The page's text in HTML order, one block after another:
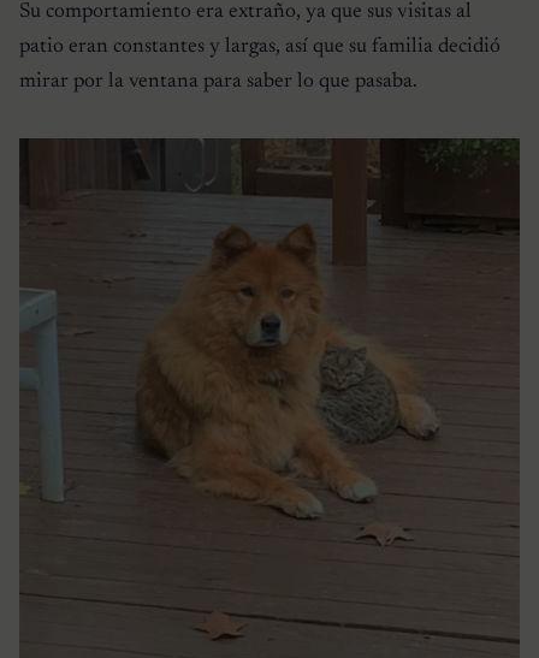
Su comportamiento era extraño, ya que sus visitas al
patio eran constantes y largas, así que su familia decidió
mirar por la ventana para saber lo que pasaba.